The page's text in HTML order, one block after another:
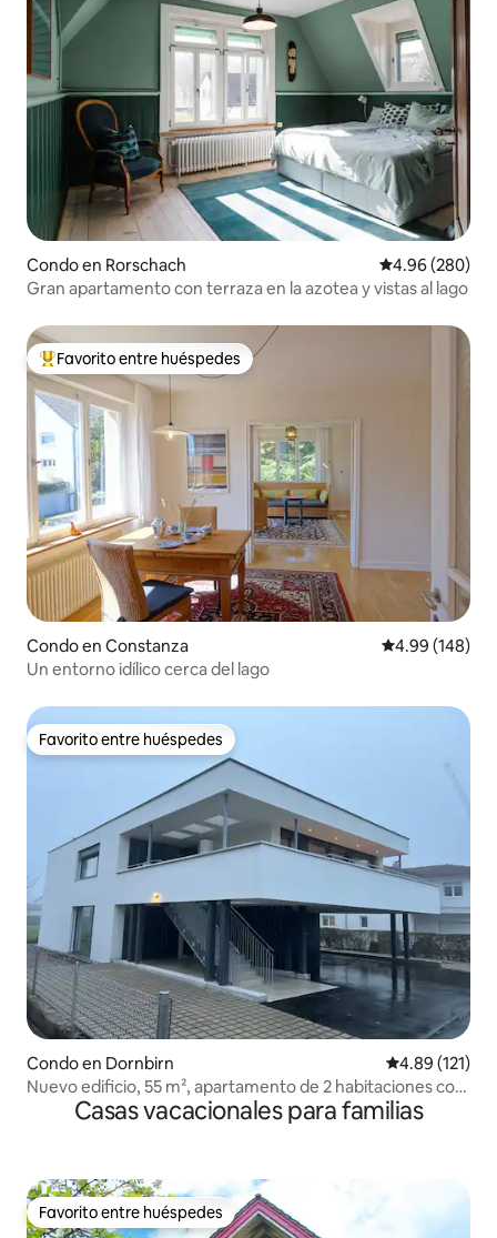
Condo en Rorschach Calificación
4.96 (280)
Gran apartamento con terraza en la azotea y vistas al lago
Favorito entre huéspedes preferido
Favorito entre huéspedes
Condo en Constanza Calificación
4.99 (148)
Un entorno idílico cerca del lago
Favorito entre huéspedes
Favorito entre huéspedes
Condo en Dornbirn Calificación
4.89 (121)
Nuevo edificio, 55 m², apartamento de 2 habitaciones con
balcón grande
Casas vacacionales para familias
Favorito entre huéspedes
Favorito entre huéspedes